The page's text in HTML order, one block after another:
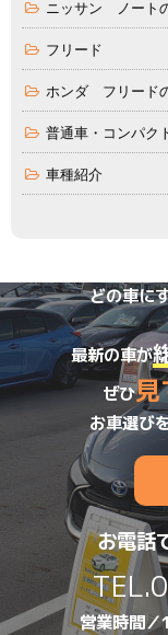
ニッサン ノート
フリード
ホンダ フリード
普通車・コンパク
車種紹介
どの車に
最新の車が
ぜひ見
お車選び
お電話
TEL.
営業時間